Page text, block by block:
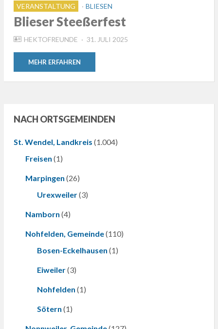
VERANSTALTUNG BLIESEN
Blieser Steeßerfest
HEKTOFREUNDE
POSTED
31. JULI 2025
MEHR ERFAHREN
NACH ORTSGEMEINDEN
St. Wendel, Landkreis (1.004)
Freisen (1)
Marpingen (26)
Urexweiler(3)
Namborn (4)
Nohfelden, Gemeinde(110)
Bosen-Eckelhausen (1)
Eiweiler(3)
Nohfelden (1)
Sötern (1)